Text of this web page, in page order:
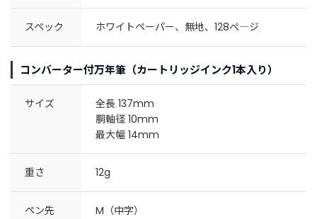
スペック ホワイトペーパー、無地、128ぺ―ジ
コンバーター付万年筆（カートリッジインク1本入り）
サイズ
全長 137mm
胴軸径 10mm
最大幅 14mm
重さ 12g
ペン先 M（中字）